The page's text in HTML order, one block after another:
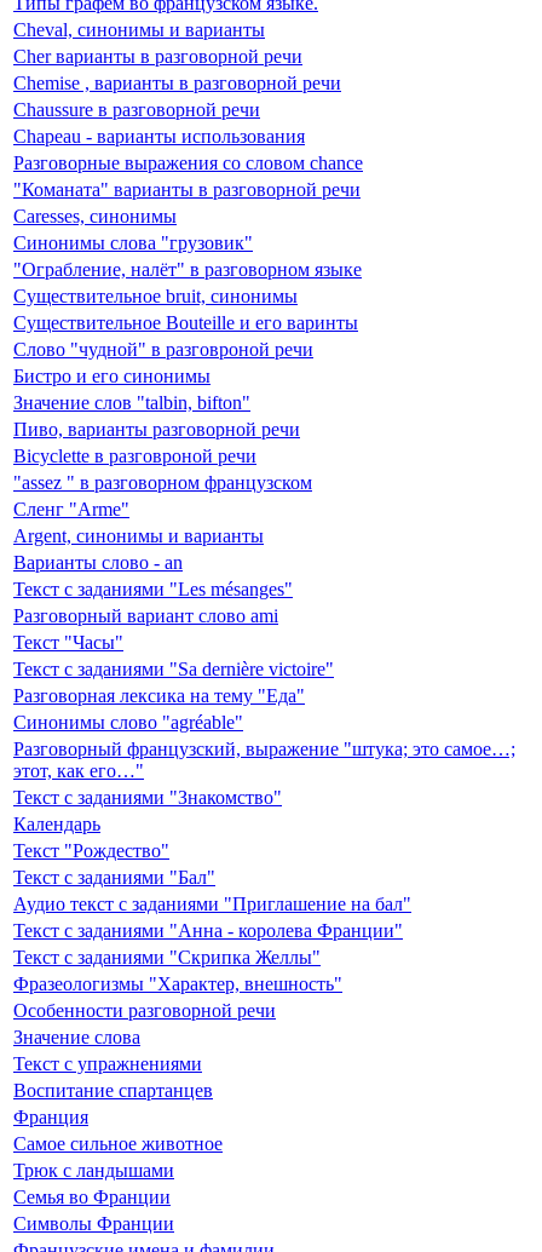
Cheval, синонимы и варианты
Cher варианты в разговорной речи
Chemise , варианты в разговорной речи
Chaussure в разговорной речи
Chapeau - варианты использования
Разговорные выражения со словом chance
"Команата" варианты в разговорной речи
Caresses, синонимы
Синонимы слова "грузовик"
"Ограбление, налёт" в разговорном языке
Существительное bruit, синонимы
Существительное Bouteille и его варинты
Слово "чудной" в разговроной речи
Бистро и его синонимы
Значение слов "talbin, bifton"
Пиво, варианты разговорной речи
Bicyclette в разговроной речи
"assez " в разговорном французском
Сленг "Arme"
Argent, синонимы и варианты
Варианты слово - an
Текст с заданиями "Les mésanges"
Разговорный вариант слово ami
Текст "Часы"
Текст с заданиями "Sa dernière victoire"
Разговорная лексика на тему "Еда"
Синонимы слово "agréable"
Разговорный французский, выражение "штука; это самое…;
этот, как его…"
Текст с заданиями "Знакомство"
Календарь
Текст "Рождество"
Текст с заданиями "Бал"
Аудио текст с заданиями "Приглашение на бал"
Текст с заданиями "Анна - королева Франции"
Текст с заданиями "Скрипка Желлы"
Фразеологизмы "Характер, внешность"
Особенности разговорной речи
Значение слова
Текст с упражнениями
Воспитание спартанцев
Франция
Самое сильное животное
Трюк с ландышами
Семья во Франции
Символы Франции